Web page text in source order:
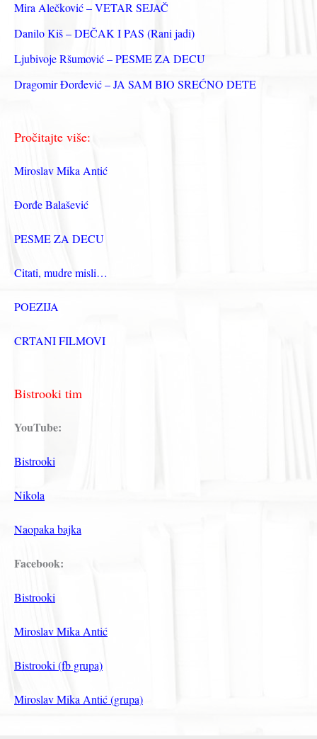
Mira Alečković – VETAR SEJAČ
Danilo Kiš – DEČAK I PAS (Rani jadi)
Ljubivoje Ršumović – PESME ZA DECU
Dragomir Đorđević – JA SAM BIO SREĆNO DETE
Pročitajte više:
Miroslav Mika Antić
Đorđe Balašević
PESME ZA DECU
Citati, mudre misli…
POEZIJA
CRTANI FILMOVI
Bistrooki tim
YouTube:
Bistrooki
Nikola
Naopaka bajka
Facebook:
Bistrooki
Miroslav Mika Antić
Bistrooki (fb grupa)
Miroslav Mika Antić (grupa)